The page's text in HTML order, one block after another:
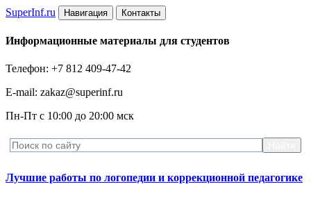
SuperInf.ru Навигация Контакты
Информационные материалы для студентов
Телефон: +7 812 409-47-42
E-mail: zakaz@superinf.ru
Пн-Пт с 10:00 до 20:00 мск
Лучшие работы по логопедии и коррекционной педагогике